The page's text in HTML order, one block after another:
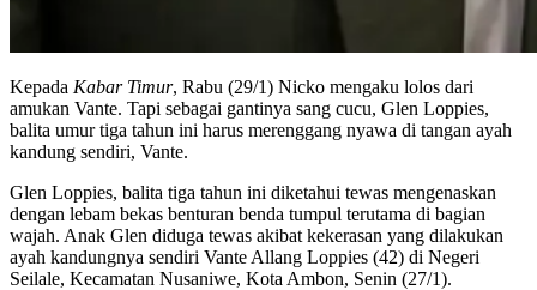
Kepada Kabar Timur, Rabu (29/1) Nicko mengaku lolos dari
amukan Vante. Tapi sebagai gantinya sang cucu, Glen Loppies,
balita umur tiga tahun ini harus merenggang nyawa di tangan ayah
kandung sendiri, Vante.
Glen Loppies, balita tiga tahun ini diketahui tewas mengenaskan
dengan lebam bekas benturan benda tumpul terutama di bagian
wajah. Anak Glen diduga tewas akibat kekerasan yang dilakukan
ayah kandungnya sendiri Vante Allang Loppies (42) di Negeri
Seilale, Kecamatan Nusaniwe, Kota Ambon, Senin (27/1).